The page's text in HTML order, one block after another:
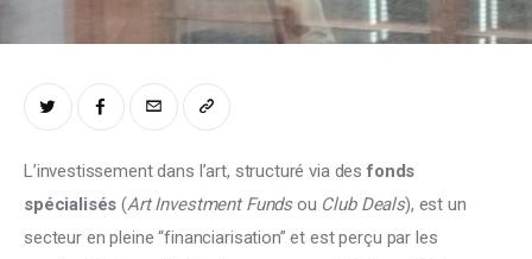
Climate
Markets
Tech
Reports
L’investissement dans l’art, structuré via des fonds
spécialisés (Art Investment Funds ou Club Deals), est un
secteur en pleine “financiarisation” et est perçu par les